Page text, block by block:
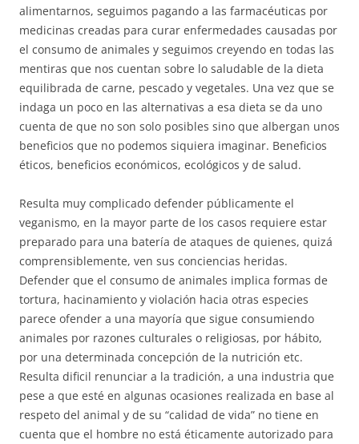
alimentarnos, seguimos pagando a las farmacéuticas por
medicinas creadas para curar enfermedades causadas por
el consumo de animales y seguimos creyendo en todas las
mentiras que nos cuentan sobre lo saludable de la dieta
equilibrada de carne, pescado y vegetales. Una vez que se
indaga un poco en las alternativas a esa dieta se da uno
cuenta de que no son solo posibles sino que albergan unos
beneficios que no podemos siquiera imaginar. Beneficios
éticos, beneficios económicos, ecológicos y de salud.
Resulta muy complicado defender públicamente el
veganismo, en la mayor parte de los casos requiere estar
preparado para una batería de ataques de quienes, quizá
comprensiblemente, ven sus conciencias heridas.
Defender que el consumo de animales implica formas de
tortura, hacinamiento y violación hacia otras especies
parece ofender a una mayoría que sigue consumiendo
animales por razones culturales o religiosas, por hábito,
por una determinada concepción de la nutrición etc.
Resulta dificil renunciar a la tradición, a una industria que
pese a que esté en algunas ocasiones realizada en base al
respeto del animal y de su “calidad de vida” no tiene en
cuenta que el hombre no está éticamente autorizado para